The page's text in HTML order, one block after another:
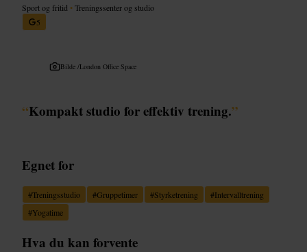
Sport og fritid •Treningssenter og studio
5
Bilde /London Office Space
“Kompakt studio for effektiv trening.”
Egnet for
#Treningsstudio #Gruppetimer #Styrketrening #Intervalltrening
#Yogatime
Hva du kan forvente